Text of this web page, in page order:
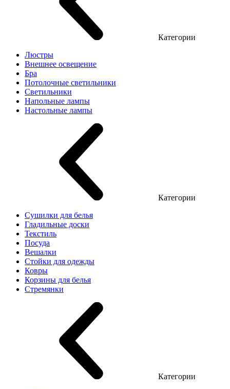
Категории
Люстры
Внешнее освещение
Бра
Потолочные светильники
Светильники
Напольные лампы
Настольные лампы
Категории
Сушилки для белья
Гладильные доски
Текстиль
Посуда
Вешалки
Стойки для одежды
Ковры
Корзины для белья
Стремянки
Категории